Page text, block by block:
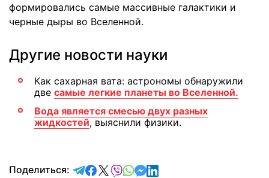
формировались самые массивные галактики и
черные дыры во Вселенной.
Другие новости науки
Как сахарная вата: астрономы обнаружили
две самые легкие планеты во Вселенной.
Вода является смесью двух разных
жидкостей, выяснили физики.
Поделиться: отправить в Telegram
поделиться в Facebook
поделиться в X
отправить в Viber
отправить в Whatsapp
отправить в Messenger
отправить в LinkedIn